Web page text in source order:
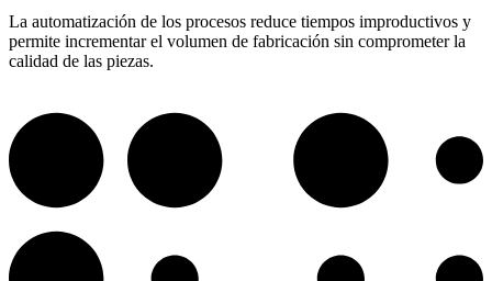
La automatización de los procesos reduce tiempos improductivos y
permite incrementar el volumen de fabricación sin comprometer la
calidad de las piezas.